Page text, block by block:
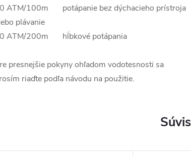
ATM/100m potápanie bez dýchacieho prístroja
plávanie
ATM/200m hĺbkové potápania
presnejšie pokyny ohľadom vodotesnosti sa
riaďte podľa návodu na použitie.